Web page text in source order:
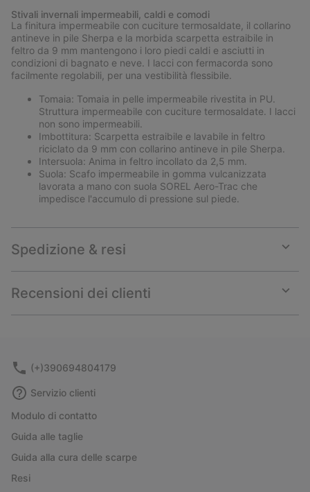
section
Stivali invernali impermeabili, caldi e comodi
La finitura impermeabile con cuciture termosaldate, il collarino
antineve in pile Sherpa e la morbida scarpetta estraibile in
feltro da 9 mm mantengono i loro piedi caldi e asciutti in
condizioni di bagnato e neve. I lacci con fermacorda sono
facilmente regolabili, per una vestibilità flessibile.
Tomaia: Tomaia in pelle impermeabile rivestita in PU.
Struttura impermeabile con cuciture termosaldate. I lacci
non sono impermeabili.
Imbottitura: Scarpetta estraibile e lavabile in feltro
riciclato da 9 mm con collarino antineve in pile Sherpa.
Intersuola: Anima in feltro incollato da 2,5 mm.
Suola: Scafo impermeabile in gomma vulcanizzata
lavorata a mano con suola SOREL Aero-Trac che
impedisce l'accumulo di pressione sul piede.
Spedizione & resi
or
Recensioni dei clienti
or
(+)390694804179
Servizio clienti
Modulo di contatto
Guida alle taglie
Guida alla cura delle scarpe
Resi